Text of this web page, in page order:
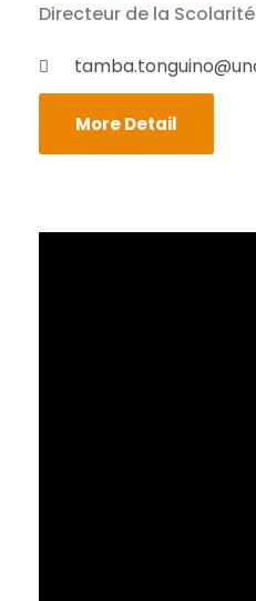
Directeur de la Scolarité
More Detail